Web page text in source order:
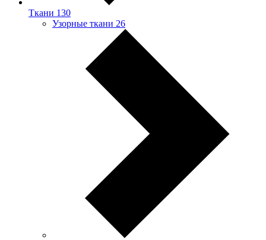
Ткани 130
Узорные ткани 26